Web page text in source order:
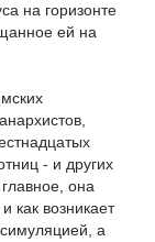
на горизонте
ей на
- и других
она
как возникает
а